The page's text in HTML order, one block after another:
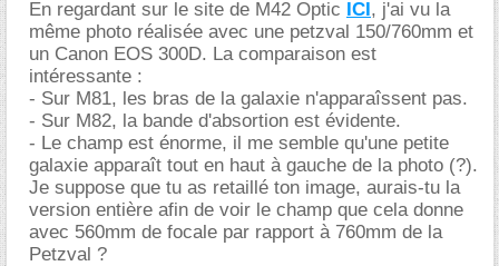
En regardant sur le site de M42 Optic ICI, j'ai vu la
même photo réalisée avec une petzval 150/760mm et
un Canon EOS 300D. La comparaison est
intéressante :
- Sur M81, les bras de la galaxie n'apparaîssent pas.
- Sur M82, la bande d'absortion est évidente.
- Le champ est énorme, il me semble qu'une petite
galaxie apparaît tout en haut à gauche de la photo (?).
Je suppose que tu as retaillé ton image, aurais-tu la
version entière afin de voir le champ que cela donne
avec 560mm de focale par rapport à 760mm de la
Petzval ?